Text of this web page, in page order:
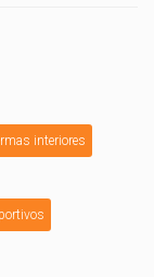
interiores